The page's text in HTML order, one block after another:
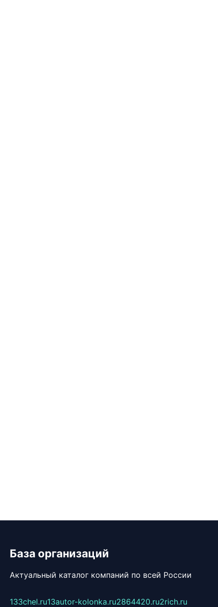
База организаций
Актуальный каталог компаний по всей России
133chel.ru13autor-kolonka.ru2864420.ru2rich.ru